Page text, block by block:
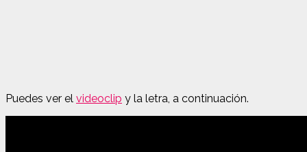
Puedes ver el videoclip y la letra, a continuación.